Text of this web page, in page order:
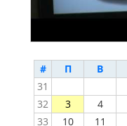
# П В
31
32
3 4
33
10 11